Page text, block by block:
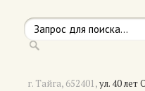
г. Тайга, 652401,ул. 40 лет